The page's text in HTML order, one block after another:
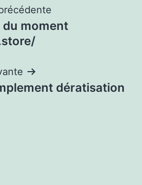
moment
dératisation